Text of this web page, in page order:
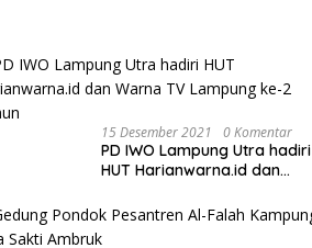
15 Desember 2021 0 Komentar
PD IWO Lampung Utra hadiri
HUT Harianwarna.id dan
Tahun